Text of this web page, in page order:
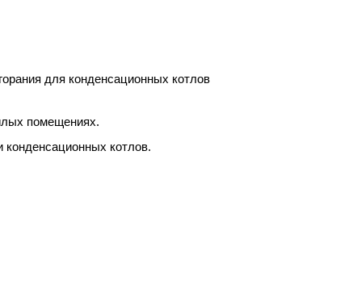
для конденсационных котлов
помещениях.
конденсационных котлов.